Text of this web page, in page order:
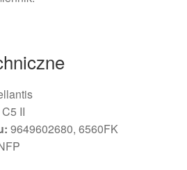
II
9649602680, 6560FK